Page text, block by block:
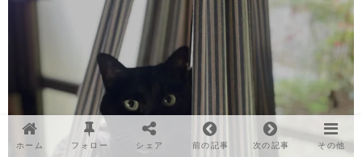
ホーム フォロー シェア 前の記事 次の記事 その他